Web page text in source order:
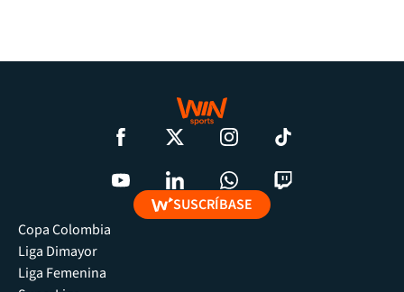
SUSCRÍBASE
Copa Colombia
Liga Dimayor
Liga Femenina